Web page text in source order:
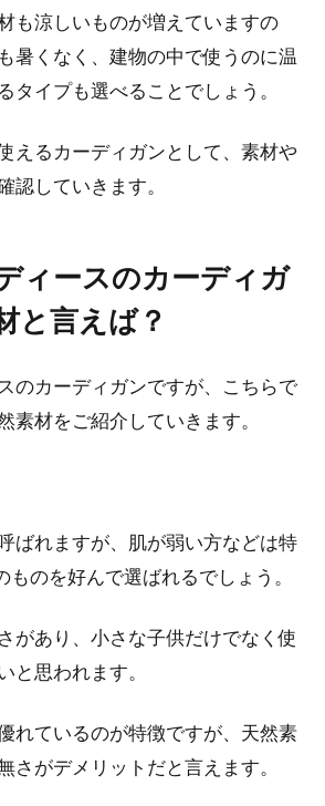
ブランドのおすすめ4選
に、「デニム」が挙げられることでしょう。多
気レディースブランドは？
ライダースジャケットは、レディースアウター
っている人も...
大切な人へのプレゼントは、何を贈ろうか悩む
良質コートは素材で決まり！おさえ
ておきたい高級素材！
も涼しいものが増えていますの
暑くなく、建物の中で使うのに温
タイプも選べることでしょう。
えるカーディガンとして、素材や
認していきます。
ィースのカーディガ
と言えば？
のカーディガンですが、こちらで
素材をご紹介していきます。
ばれますが、肌が弱い方などは特
のを好んで選ばれるでしょう。
があり、小さな子供だけでなく使
と思われます。
れているのが特徴ですが、天然素
さがデメリットだと言えます。